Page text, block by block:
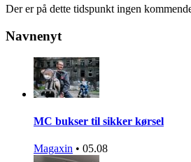
Der er på dette tidspunkt ingen
Navnenyt
MC bukser til sikker kørsel
Magaxin • 05.08